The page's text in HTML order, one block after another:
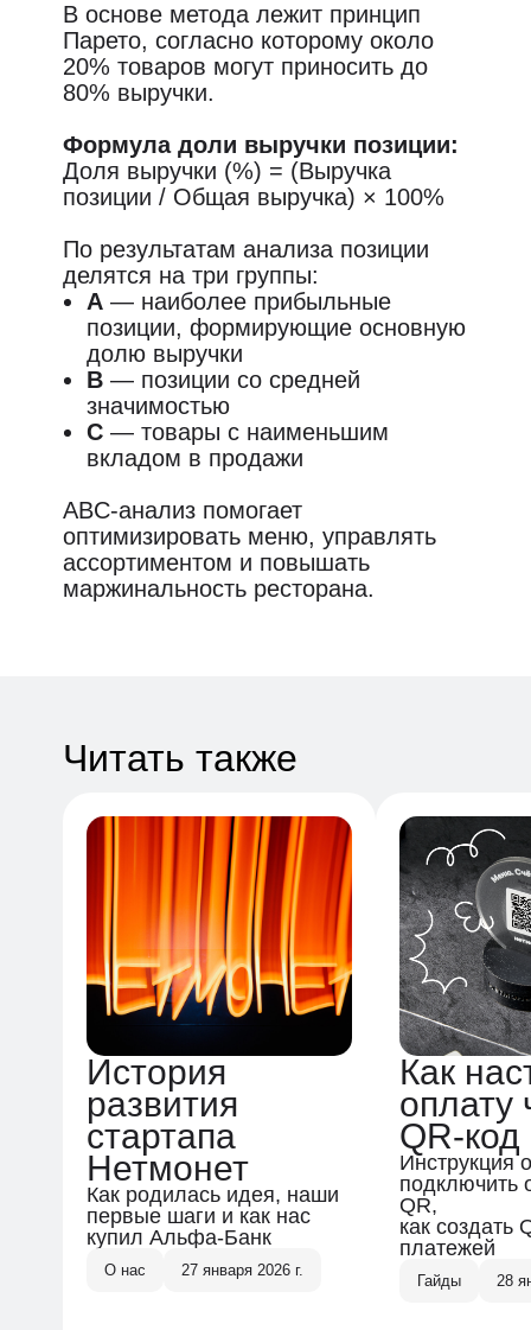
В основе метода лежит принцип
Парето, согласно которому около
20% товаров могут приносить до
80% выручки.
Формула доли выручки позиции:
Доля выручки (%) = (Выручка
позиции / Общая выручка) × 100%
По результатам анализа позиции
делятся на три группы:
A— наиболее прибыльные
позиции, формирующие основную
долю выручки
B— позиции со средней
значимостью
C— товары с наименьшим
вкладом в продажи
ABC-анализ помогает
оптимизировать меню, управлять
ассортиментом и повышать
маржинальность ресторана.
Читать также
История
развития
стартапа
Нетмонет
Как родилась идея, наши
первые шаги и как нас
купил Альфа-Банк
О нас 27 января 2026 г.
Как
оплату
QR-код
Инструкция
подключить
QR,
как создать
платежей
Гайды 28
Подпишитесь на нашу
рассылку